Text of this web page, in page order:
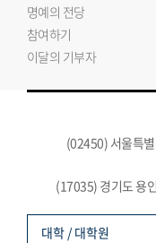
명예의 전당
참여하기
이달의 기부자
(02450) 서울특
(17035) 경기도 용
대학 / 대학원